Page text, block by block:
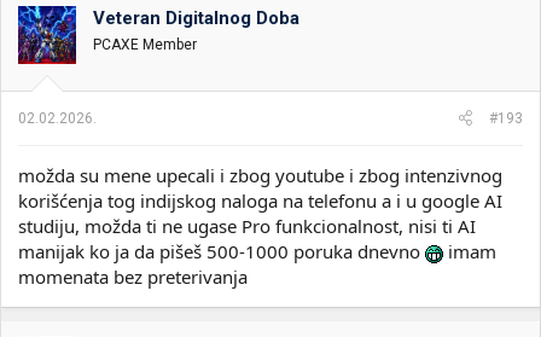
o
v
a
n
:
Veteran Digitalnog Doba
PCAXE Member
02.02.2026. #193
možda su mene upecali i zbog youtube i zbog intenzivnog
korišćenja tog indijskog naloga na telefonu a i u google AI
studiju, možda ti ne ugase Pro funkcionalnost, nisi ti AI
manijak ko ja da pišeš 500-1000 poruka dnevno
imam
momenata bez preterivanja